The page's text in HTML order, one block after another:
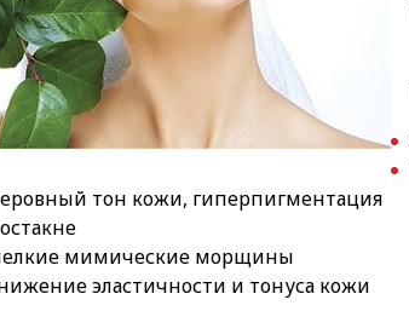
тон кожи, гиперпигментация
мимические морщины
эластичности и тонуса кожи